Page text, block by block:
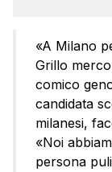
«A Milano
Grillo
comico
candidata
milanesi,
«Noi
persona